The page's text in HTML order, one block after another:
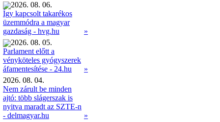
2026. 08. 06.
Így kapcsolt takarékos
üzemmódra a magyar
gazdaság - hvg.hu
»
2026. 08. 05.
Parlament előtt a
vényköteles gyógyszerek
áfamentesítése - 24.hu
»
2026. 08. 04.
Nem zárult be minden
ajtó: több slágerszak is
nyitva maradt az SZTE-n
- delmagyar.hu
»